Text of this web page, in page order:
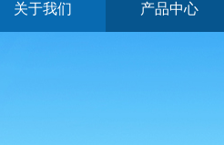
关于我们 产品中心